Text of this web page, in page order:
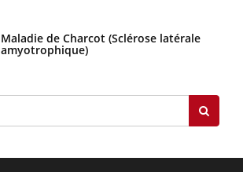
Maladie de Charcot (Sclérose latérale
amyotrophique)